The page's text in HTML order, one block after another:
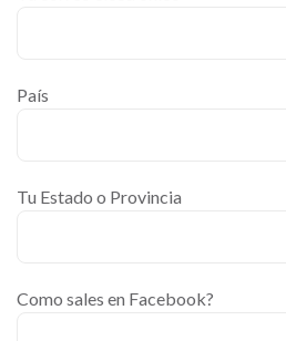
País
Tu Estado o Provincia
Como sales en Facebook?